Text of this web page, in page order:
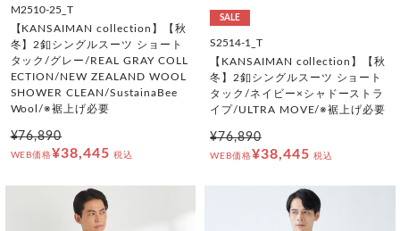
M2510-25_T
【KANSAIMAN collection】【秋
冬】2釦シングルスーツ ショート
タック/グレー/REAL GRAY COLL
ECTION/NEW ZEALAND WOOL
SHOWER CLEAN/SustainaBee
Wool/※裾上げ必要
¥76,890
WEB価格¥38,445 税込
SALE
S2514-1_T
【KANSAIMAN collection】【秋
冬】2釦シングルスーツ ショート
タック/ネイビー×シャドーストラ
イプ/ULTRA MOVE/※裾上げ必要
¥76,890
WEB価格¥38,445 税込